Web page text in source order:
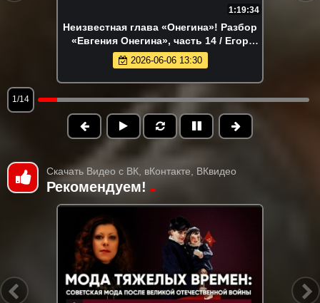
1:19:34
Неизвестная глава «Онегина»! Разбор
«Евгения Онегина», часть 14 / Егор
Яковлев и Дмитрий Пучков
2026-06-06 13:30
1/14
Скачать Видео с ВК, вКонтакте, ВКвидео
Рекомендуем!